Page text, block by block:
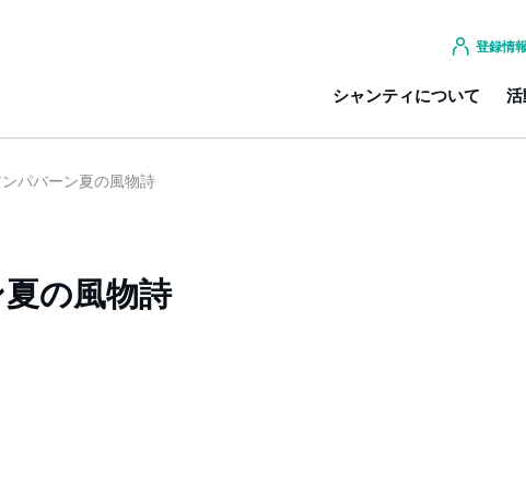
登録情
シャンティについて 活
パバーン夏の風物詩
の風物詩